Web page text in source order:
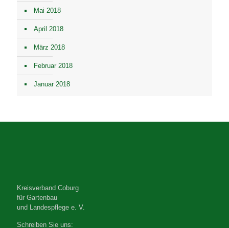
Mai 2018
April 2018
März 2018
Februar 2018
Januar 2018
Kreisverband Coburg
für Gartenbau
und Landespflege e. V.
Schreiben Sie uns: